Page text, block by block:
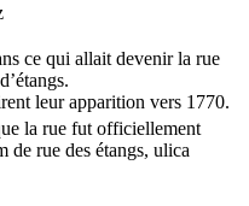
ce qui allait devenir la rue
leur apparition vers 1770.
la rue fut officiellement
de rue des étangs, ulica